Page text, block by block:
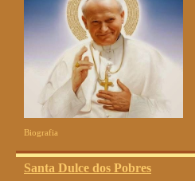
Biografia
Santa Dulce dos Pobres